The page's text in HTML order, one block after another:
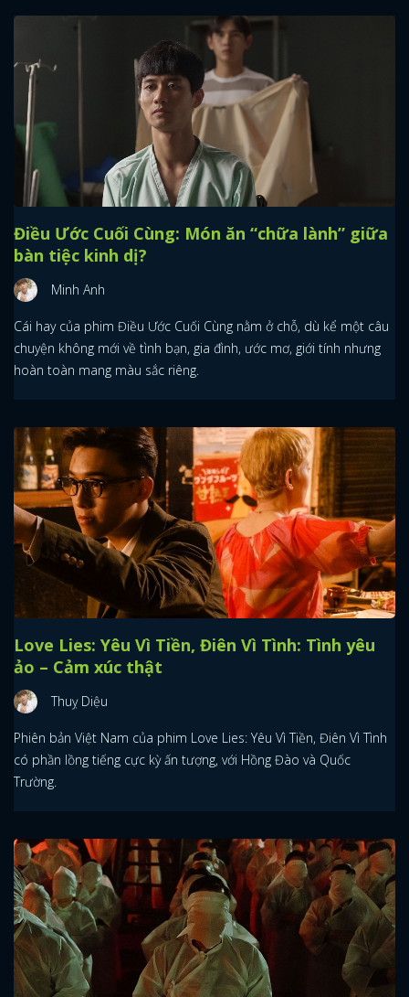
Điều Ước Cuối Cùng: Món ăn “chữa lành” giữa
bàn tiệc kinh dị?
Minh Anh
Cái hay của phim Điều Ước Cuối Cùng nằm ở chỗ, dù kể một câu
chuyện không mới về tình bạn, gia đình, ước mơ, giới tính nhưng
hoàn toàn mang màu sắc riêng.
Love Lies: Yêu Vì Tiền, Điên Vì Tình: Tình yêu
ảo – Cảm xúc thật
Thuỵ Diệu
Phiên bản Việt Nam của phim Love Lies: Yêu Vì Tiền, Điên Vì Tình
có phần lồng tiếng cực kỳ ấn tượng, với Hồng Đào và Quốc
Trường.